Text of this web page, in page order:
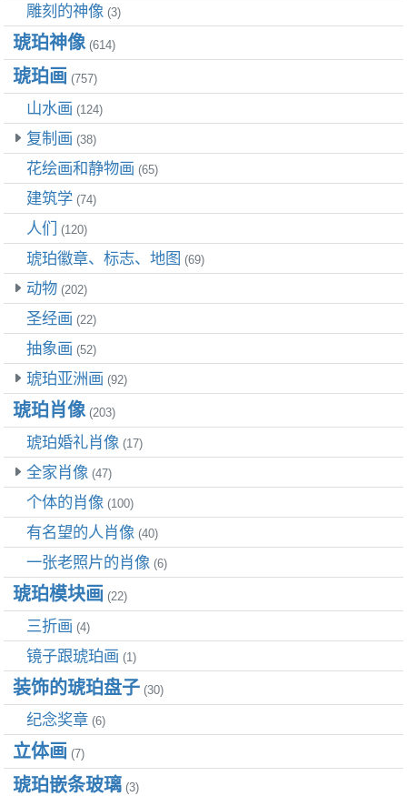
雕刻的神像 (3)
琥珀神像(614)
琥珀画 (757)
山水画 (124)
复制画 (38)
花绘画和静物画 (65)
建筑学 (74)
人们 (120)
琥珀徽章、标志、地图 (69)
动物 (202)
圣经画 (22)
抽象画 (52)
琥珀亚洲画 (92)
琥珀肖像(203)
琥珀婚礼肖像 (17)
全家肖像 (47)
个体的肖像 (100)
有名望的人肖像 (40)
一张老照片的肖像 (6)
琥珀模块画 (22)
三折画 (4)
镜子跟琥珀画 (1)
装饰的琥珀盘子 (30)
纪念奖章 (6)
立体画 (7)
琥珀嵌条玻璃 (3)